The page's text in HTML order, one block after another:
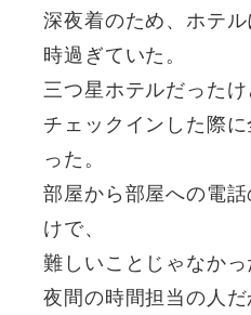
深夜着のため、ホテ
時過ぎていた。
三つ星ホテルだったけ
チェックインした際
った。
部屋から部屋への電
けで、
難しいことじゃなかっ
夜間の時間担当の人